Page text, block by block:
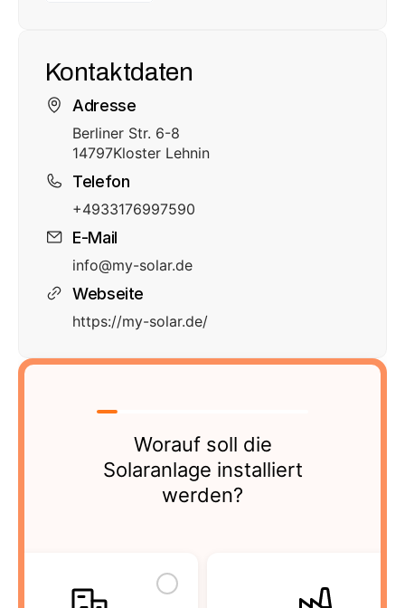
Kontaktdaten
Adresse
Berliner Str. 6-8
14797Kloster Lehnin
Telefon
+4933176997590
E-Mail
info@my-solar.de
Webseite
https://my-solar.de/
Worauf soll die
Solaranlage installiert
werden?